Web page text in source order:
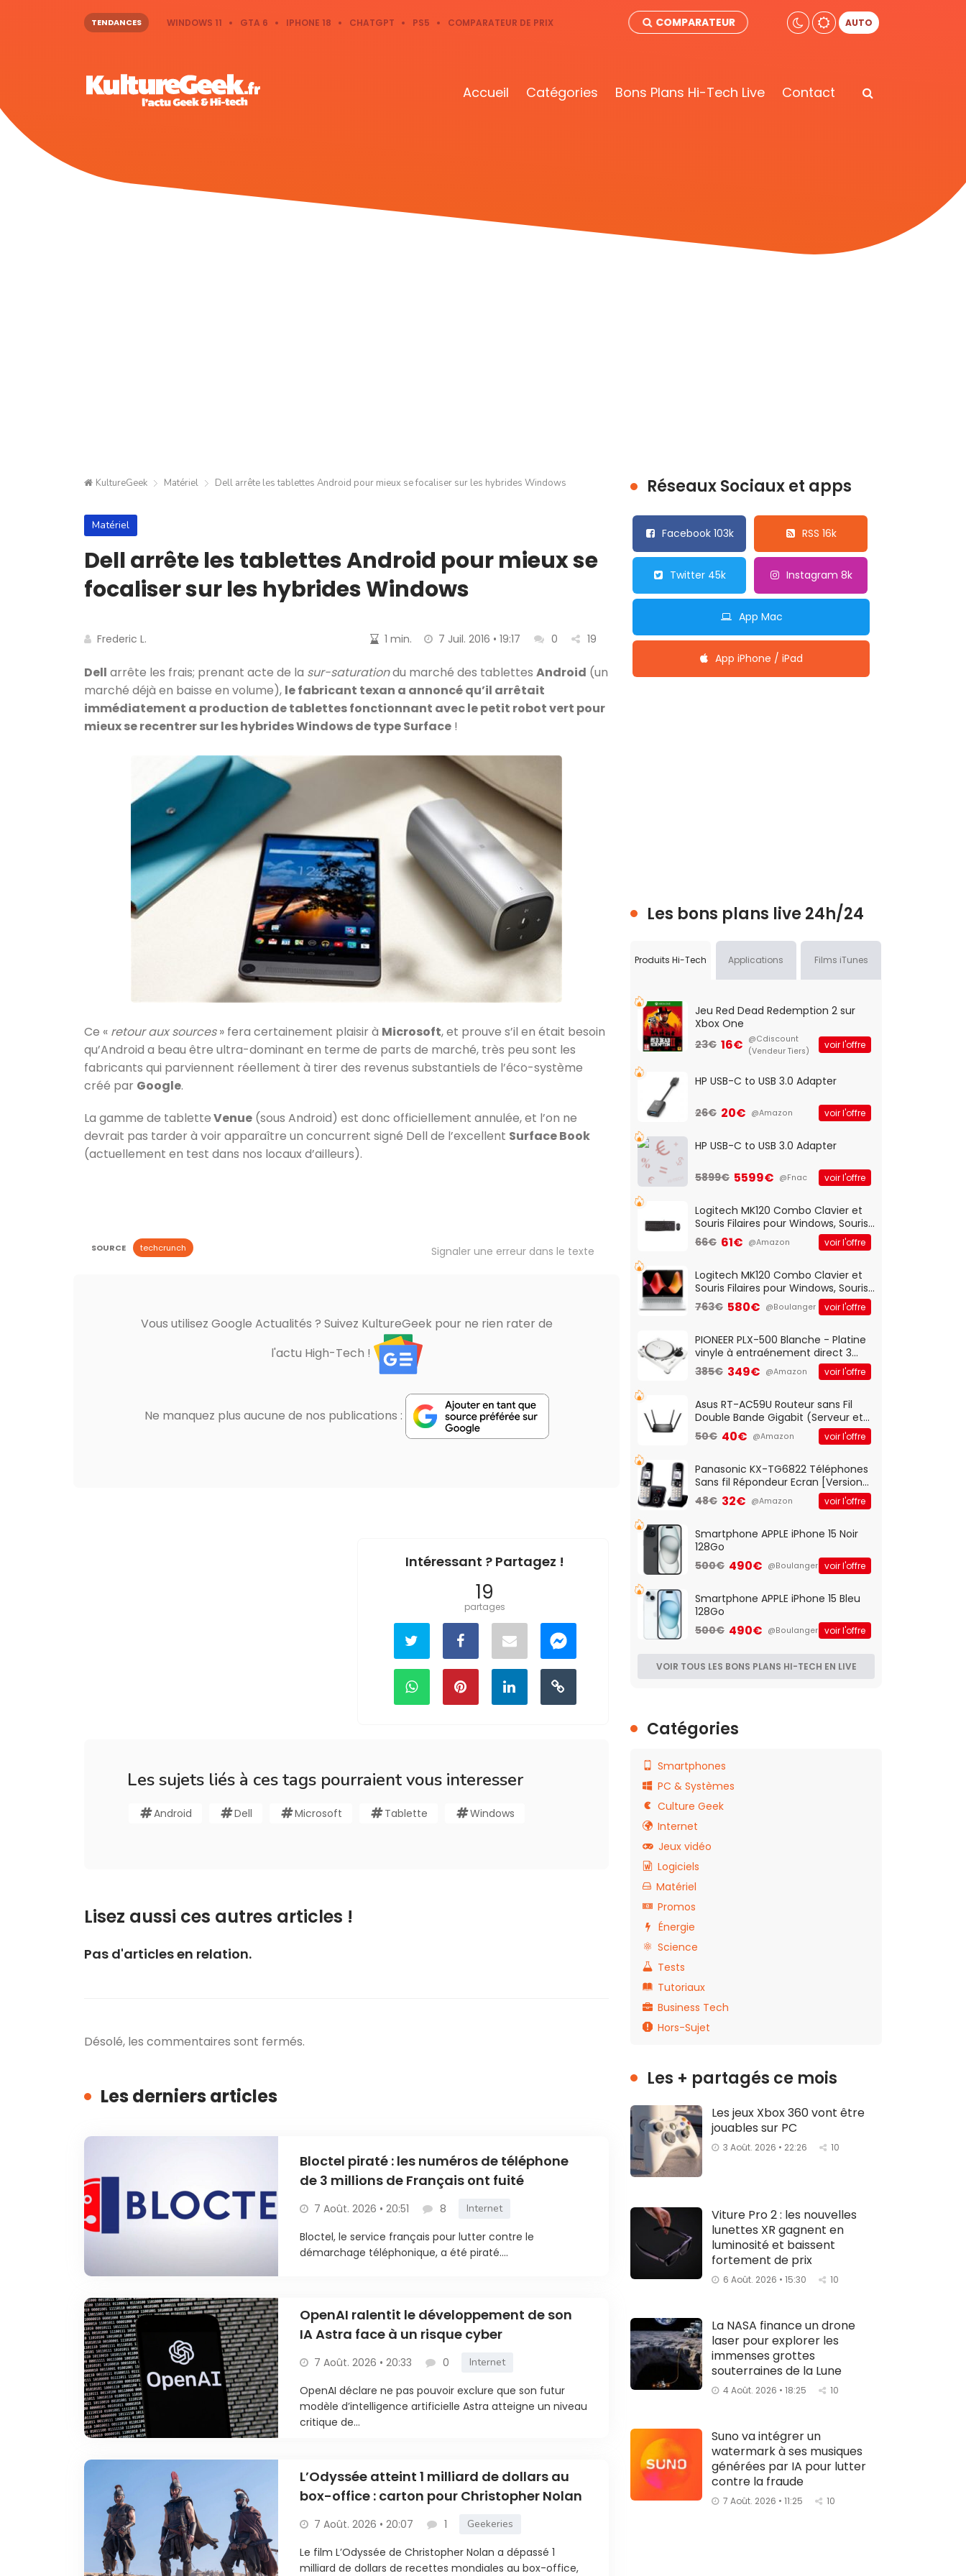
TENDANCES WINDOWS 11 GTA 6 IPHONE 18 CHATGPT PS5 COMPARATEUR DE PRIX COMPARATEUR AUTO
Accueil Catégories Bons Plans Hi-Tech Live Contact
KultureGeek Matériel Dell arrête les tablettes Android pour mieux se focaliser sur les hybrides Windows
Matériel
Dell arrête les tablettes Android pour mieux se
focaliser sur les hybrides Windows
Frederic L. 1 min. 7 Juil. 2016 • 19:17 0 19
Dell arrête les frais; prenant acte de la sur-saturationdu marché des tablettes Android (un
marché déjà en baisse en volume), le fabricant texan a annoncé qu’il arrêtait
immédiatement a production de tablettes fonctionnant avec le petit robot vert pour
mieux se recentrer sur les hybrides Windows de type Surface !
Ce « retour aux sources» fera certainement plaisir à Microsoft, et prouve s’il en était besoin
qu’Android a beau être ultra-dominant en terme de parts de marché, très peu sont les
fabricants qui parviennent réellement à tirer des revenus substantiels de l’éco-système
créé par Google.
La gamme de tabletteVenue (sous Android) est donc officiellement annulée, et l’on ne
devrait pas tarder à voir apparaître un concurrent signé Dell de l’excellent Surface Book
(actuellement en test dans nos locaux d’ailleurs).
SOURCE techcrunch Signaler une erreur dans le texte
Vous utilisez Google Actualités ? Suivez KultureGeek pour ne rien rater de
l'actu High-Tech !
Ne manquez plus aucune de nos publications :
Intéressant ? Partagez !
19
partages
Les sujets liés à ces tags pourraient vous interesser
Android Dell Microsoft Tablette Windows
Lisez aussi ces autres articles !
Pas d'articles en relation.
Désolé, les commentaires sont fermés.
Les derniers articles
Bloctel piraté : les numéros de téléphone
de 3 millions de Français ont fuité
7 Août. 2026 • 20:51 8 Internet
Bloctel, le service français pour lutter contre le
démarchage téléphonique, a été piraté....
OpenAI ralentit le développement de son
IA Astra face à un risque cyber
7 Août. 2026 • 20:33 0 Internet
OpenAI déclare ne pas pouvoir exclure que son futur
modèle d’intelligence artificielle Astra atteigne un niveau
critique de...
L’Odyssée atteint 1 milliard de dollars au
box-office : carton pour Christopher Nolan
7 Août. 2026 • 20:07 1 Geekeries
Le film L’Odyssée de Christopher Nolan a dépassé 1
milliard de dollars de recettes mondiales au box-office,
Réseaux Sociaux et apps
Facebook 103k RSS 16k
Twitter 45k Instagram 8k
App Mac
App iPhone / iPad
Les bons plans live 24h/24
Produits Hi-Tech Applications Films iTunes
Jeu Red Dead Redemption 2 sur
Xbox One
23€ 16€ @Cdiscount
(Vendeur Tiers)
voir l'offre
HP USB-C to USB 3.0 Adapter
26€ 20€ @Amazon voir l'offre
HP USB-C to USB 3.0 Adapter
5899€ 5599€ @Fnac voir l'offre
Logitech MK120 Combo Clavier et
Souris Filaires pour Windows, Souris
Optique Filaire, Connexion USB Plug
And Play, Confortable, Taille
QWERTY UK - Noir
66€ 61€ @Amazon voir l'offre
Logitech MK120 Combo Clavier et
Souris Filaires pour Windows, Souris
Optique Filaire, Connexion USB Plug
And Play, Confortable, Taille
QWERTY UK - Noir
763€ 580€ @Boulanger voir l'offre
PIONEER PLX-500 Blanche - Platine
vinyle à entraénement direct 3
vitesses (33-45-78 trs/min) avec
pre-ampli intégré et port USB
385€ 349€ @Amazon voir l'offre
Asus RT-AC59U Routeur sans Fil
Double Bande Gigabit (Serveur et
Client VPN, Triple Vlan, Mode Point
d'accès et Bridge, contrôle
50€ 40€ @Amazon voir l'offre
Panasonic KX-TG6822 Téléphones
Sans fil Répondeur Ecran [Version
Française]
48€ 32€ @Amazon voir l'offre
Smartphone APPLE iPhone 15 Noir
128Go
500€ 490€ @Boulanger voir l'offre
Smartphone APPLE iPhone 15 Bleu
128Go
500€ 490€ @Boulanger voir l'offre
VOIR TOUS LES BONS PLANS HI-TECH EN LIVE
Catégories
Smartphones
PC & Systèmes
Culture Geek
Internet
Jeux vidéo
Logiciels
Matériel
Promos
Énergie
Science
Tests
Tutoriaux
Business Tech
Hors-Sujet
Les + partagés ce mois
Les jeux Xbox 360 vont être
jouables sur PC
3 Août. 2026 • 22:26 10
Viture Pro 2 : les nouvelles
lunettes XR gagnent en
luminosité et baissent
fortement de prix
6 Août. 2026 • 15:30 10
La NASA finance un drone
laser pour explorer les
immenses grottes
souterraines de la Lune
4 Août. 2026 • 18:25 10
Suno va intégrer un
watermark à ses musiques
générées par IA pour lutter
contre la fraude
7 Août. 2026 • 11:25 10